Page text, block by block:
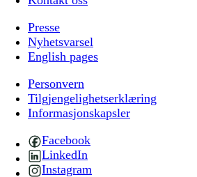
Presse
Nyhetsvarsel
English pages
Personvern
Tilgjengelighetserklæring
Informasjonskapsler
Facebook
LinkedIn
Instagram